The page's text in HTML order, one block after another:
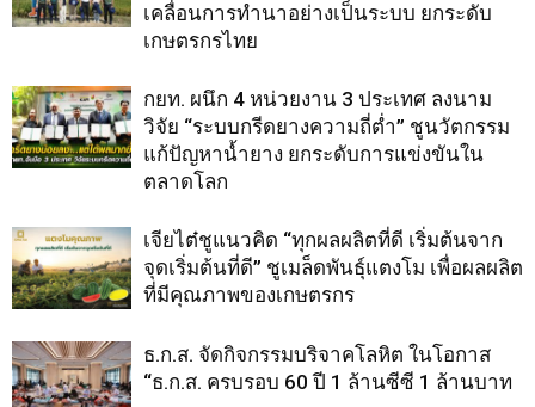
เคลื่อนการทำนาอย่างเป็นระบบ ยกระดับ
เกษตรกรไทย
กยท. ผนึก 4 หน่วยงาน 3 ประเทศ ลงนาม
วิจัย “ระบบกรีดยางความถี่ต่ำ” ชูนวัตกรรม
แก้ปัญหาน้ำยาง ยกระดับการแข่งขันใน
ตลาดโลก
เจียไต๋ชูแนวคิด “ทุกผลผลิตที่ดี เริ่มต้นจาก
จุดเริ่มต้นที่ดี” ชูเมล็ดพันธุ์แตงโม เพื่อผลผลิต
ที่มีคุณภาพของเกษตรกร
ธ.ก.ส. จัดกิจกรรมบริจาคโลหิต ในโอกาส
“ธ.ก.ส. ครบรอบ 60 ปี 1 ล้านซีซี 1 ล้านบาท